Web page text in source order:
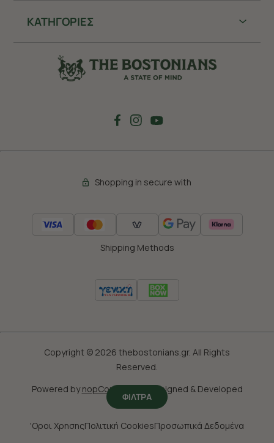
ΦΙΛΤΡΑ
ΚΑΤΗΓΟΡΙΕΣ
Shopping in secure with
Shipping Methods
Copyright © 2026 thebostonians.gr. All Rights
Reserved.
Powered bynopCommerce
Designed & Developed
bySLEED
'Οροι ΧρησηςΠολιτική CookiesΠροσωπικά Δεδομένα